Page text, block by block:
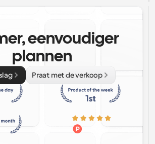
eenvoudiger
plannen
Praat met de verkoop